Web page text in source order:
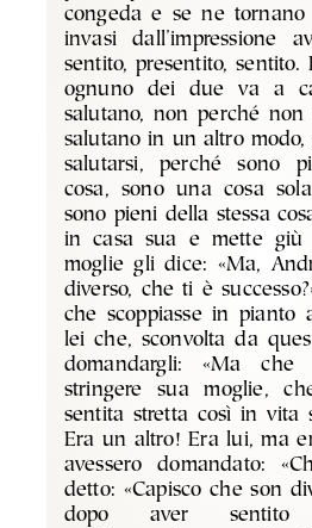
congeda e se ne
invasi dall’impressione
sentito, presentito,
ognuno dei due va a
salutano, non perché
salutano in un altro modo,
salutarsi, perché sono
cosa, sono una cosa
sono pieni della stessa
in casa sua e mette
moglie gli dice: «Ma,
diverso, che ti è
che scoppiasse in pianto
lei che, sconvolta da
domandargli: «Ma
stringere sua moglie,
sentita stretta così in vita
Era un altro! Era lui, ma
avessero domandato:
detto: «Capisco che son
dopo aver sentito